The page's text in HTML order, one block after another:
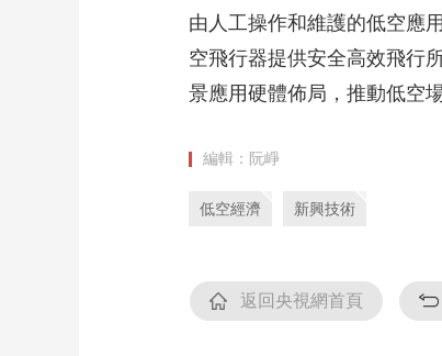
由人工操作和維護的低空應
空飛行器提供安全高效飛行
景應用硬體佈局，推動低空
編輯：阮崢
低空經濟 新興技術
返回央視網首頁